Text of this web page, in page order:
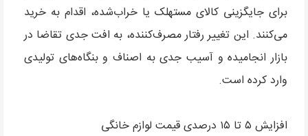
برای جایگزینی کالای مستهلک یا خراب‌شده، اقدام به خرید
می‌کنند. این تغییر رفتار مصرف‌کننده، به افت جدی تقاضا در
بازار انجامیده و آسیب جدی به اصناف و بنگاه‌های تولیدی
وارد کرده است.
افزایش ۵ تا ۱۵ درصدی قیمت لوازم خانگی